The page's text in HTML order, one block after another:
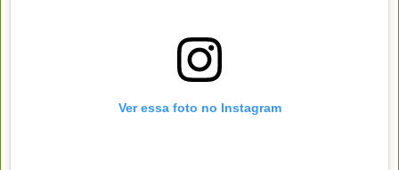
Ver essa foto no Instagram